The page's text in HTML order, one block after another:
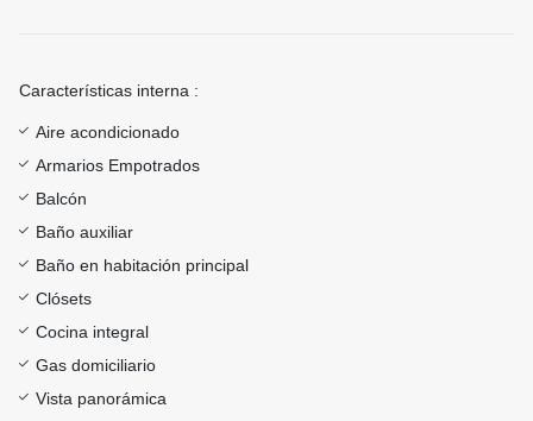
Características interna :
Aire acondicionado
Armarios Empotrados
Balcón
Baño auxiliar
Baño en habitación principal
Clósets
Cocina integral
Gas domiciliario
Vista panorámica